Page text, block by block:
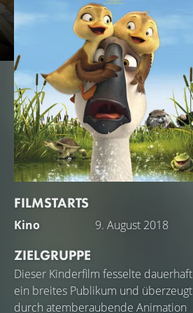
FILMSTARTS
Kino 9. August 2018
ZIELGRUPPE
Dieser Kinderfilm fesselte dauerhaft
ein breites Publikum und überzeugt
durch atemberaubende Animation